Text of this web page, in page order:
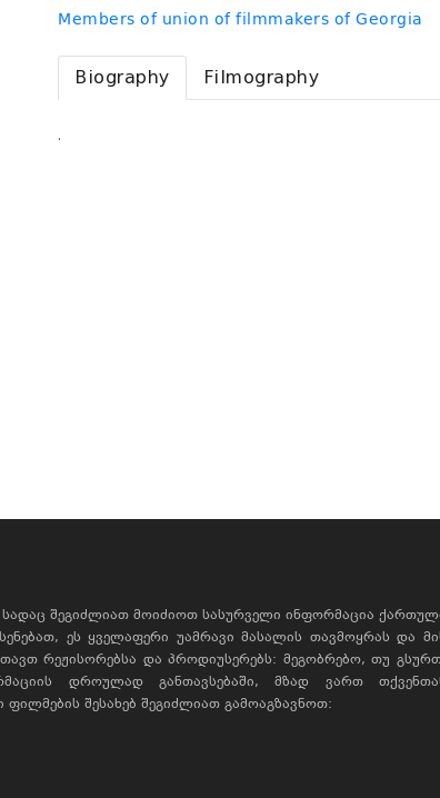
Members of union of filmmakers of Georgia
Biography Filmography
.
შეგიძლიათ მოიძიოთ სასურველი ინფორმაცია
ეს ყველაფერი უამრავი მასალის თავმოყრას და
რეჟისორებსა და პროდიუსერებს: მეგობრებო, თუ
დროულად განთავსებაში, მზად ვართ
შესახებ შეგიძლიათ გამოაგზავნოთ: